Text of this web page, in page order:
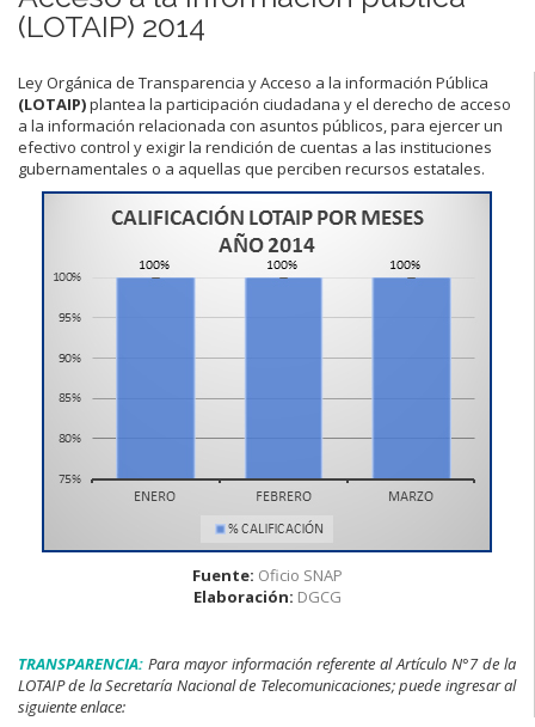
(LOTAIP) 2014
Ley Orgánica de Transparencia y Acceso a la información Pública
(LOTAIP)plantea la participación ciudadana y el derecho de acceso
a la información relacionada con asuntos públicos, para ejercer un
efectivo control y exigir la rendición de cuentas a las instituciones
gubernamentales o a aquellas que perciben recursos estatales.
Fuente: Oficio SNAP
Elaboración: DGCG
TRANSPARENCIA: Para mayor información referente al Artículo N°7 de la
LOTAIP de la Secretaría Nacional de Telecomunicaciones; puede ingresar al
siguiente enlace: